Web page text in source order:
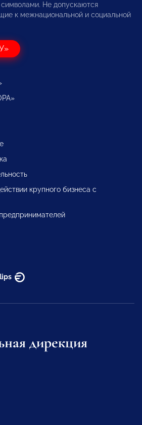
Не допускаются
к межнациональной и социальной
крупного бизнеса с
дирекция